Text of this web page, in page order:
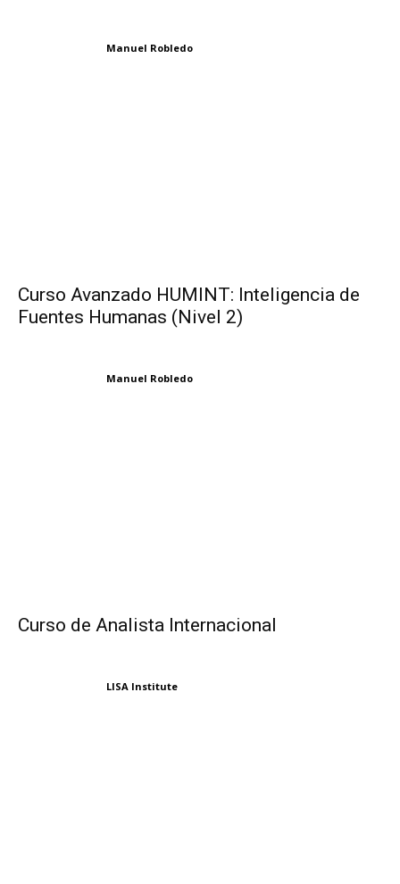
Manuel Robledo
Curso Avanzado HUMINT: Inteligencia de
Fuentes Humanas (Nivel 2)
Manuel Robledo
Curso de Analista Internacional
LISA Institute